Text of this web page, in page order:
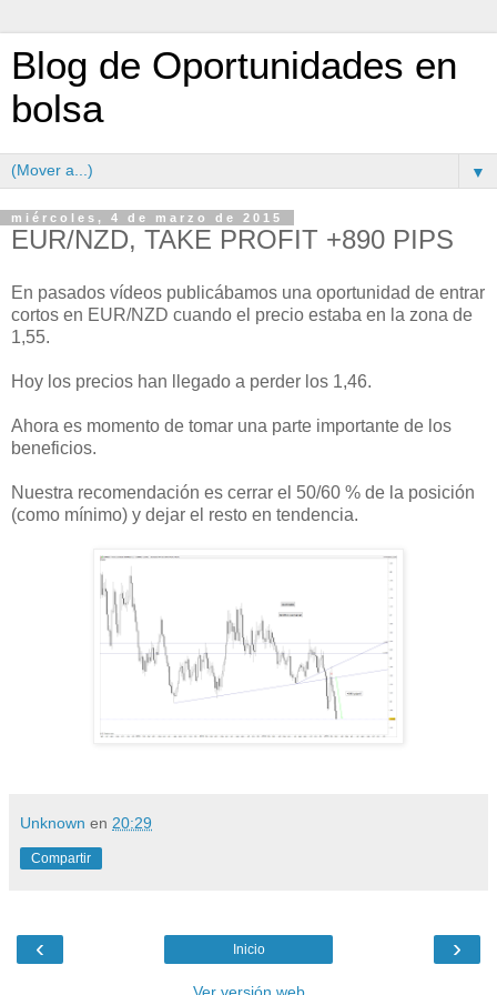
Blog de Oportunidades en
bolsa
▼
miércoles, 4 de marzo de 2015
EUR/NZD, TAKE PROFIT +890 PIPS
En pasados vídeos publicábamos una oportunidad de entrar
cortos en EUR/NZD cuando el precio estaba en la zona de
1,55.
Hoy los precios han llegado a perder los 1,46.
Ahora es momento de tomar una parte importante de los
beneficios.
Nuestra recomendación es cerrar el 50/60 % de la posición
(como mínimo) y dejar el resto en tendencia.
Unknown en 20:29
Compartir
‹ ›
Inicio
Ver versión web